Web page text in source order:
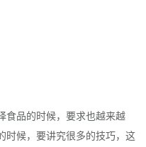
食品的时候，要求也越来越
时候，要讲究很多的技巧，这